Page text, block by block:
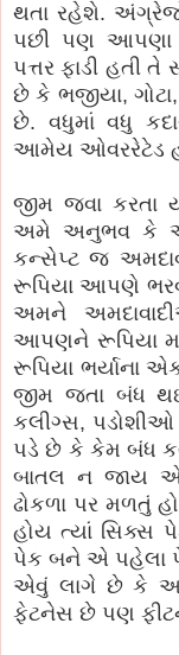
થતા રહેશે.
પછી પણ આપણા
પત્તર ફાડી હતી
છે કે ભજીયા,
છે. વધુમાં વધુ
આમેય ઓવરરેટેડ
જીમ જવા
અમે અનુભવ કે
કન્સેપ્ટ જ
રૂપિયા આપણે
અમને
આપણને રૂપિયા
રૂપિયા ભર્યાના
જીમ જતા બંધ
કલીગ્સ,
પડે છે કે કેમ બંધ
બાતલ ન જાય એ
ઢોકળા પર
હોય ત્યાં સિક્સ
પેક બને એ પહેલા
એવું લાગે છે કે
ફેટનેસ છે પણ